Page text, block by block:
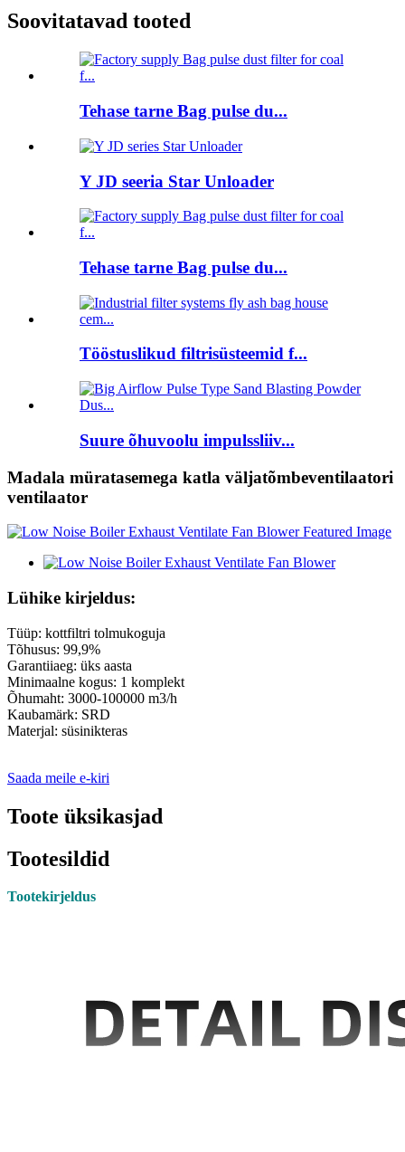
Soovitatavad tooted
Tehase tarne Bag pulse du...
Y JD seeria Star Unloader
Tehase tarne Bag pulse du...
Tööstuslikud filtrisüsteemid f...
Suure õhuvoolu impulssliiv...
Madala müratasemega katla väljatõmbeventilaatori
ventilaator
Lühike kirjeldus:
Tüüp: kottfiltri tolmukoguja
Tõhusus: 99,9%
Garantiiaeg: üks aasta
Minimaalne kogus: 1 komplekt
Õhumaht: 3000-100000 m3/h
Kaubamärk: SRD
Materjal: süsinikteras
Saada meile e-kiri
Toote üksikasjad
Tootesildid
Tootekirjeldus